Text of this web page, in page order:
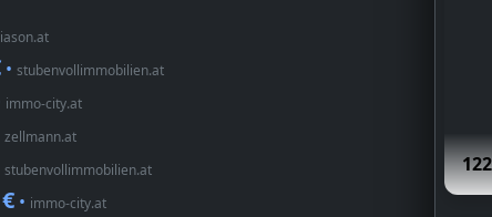
• stubenvollimmobilien.at
immo-city.at
zellmann.at
stubenvollimmobilien.at
• immo-city.at